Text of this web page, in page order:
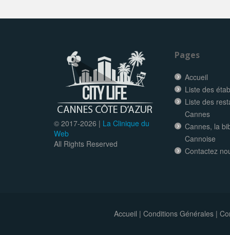
© 2017-2026 | La Clinique du
Web
All Rights Reserved
Pages
Accueil
Liste des
Liste des
Cannes
Cannes, la
Cannoise
Contactez
Accueil | Conditions Générales|